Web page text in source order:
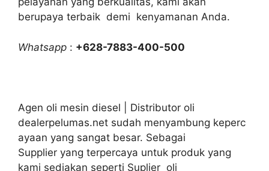
berupaya terbaik demi kenyamanan Anda.
Whatsapp : +628-7883-400-500
Agen oli mesin diesel | Distributor oli
dealerpelumas.net sudah menyambung keperc
ayaan yang sangat besar. Sebagai
Supplier yang terpercaya untuk produk yang
kami sediakan seperti Suplier oli